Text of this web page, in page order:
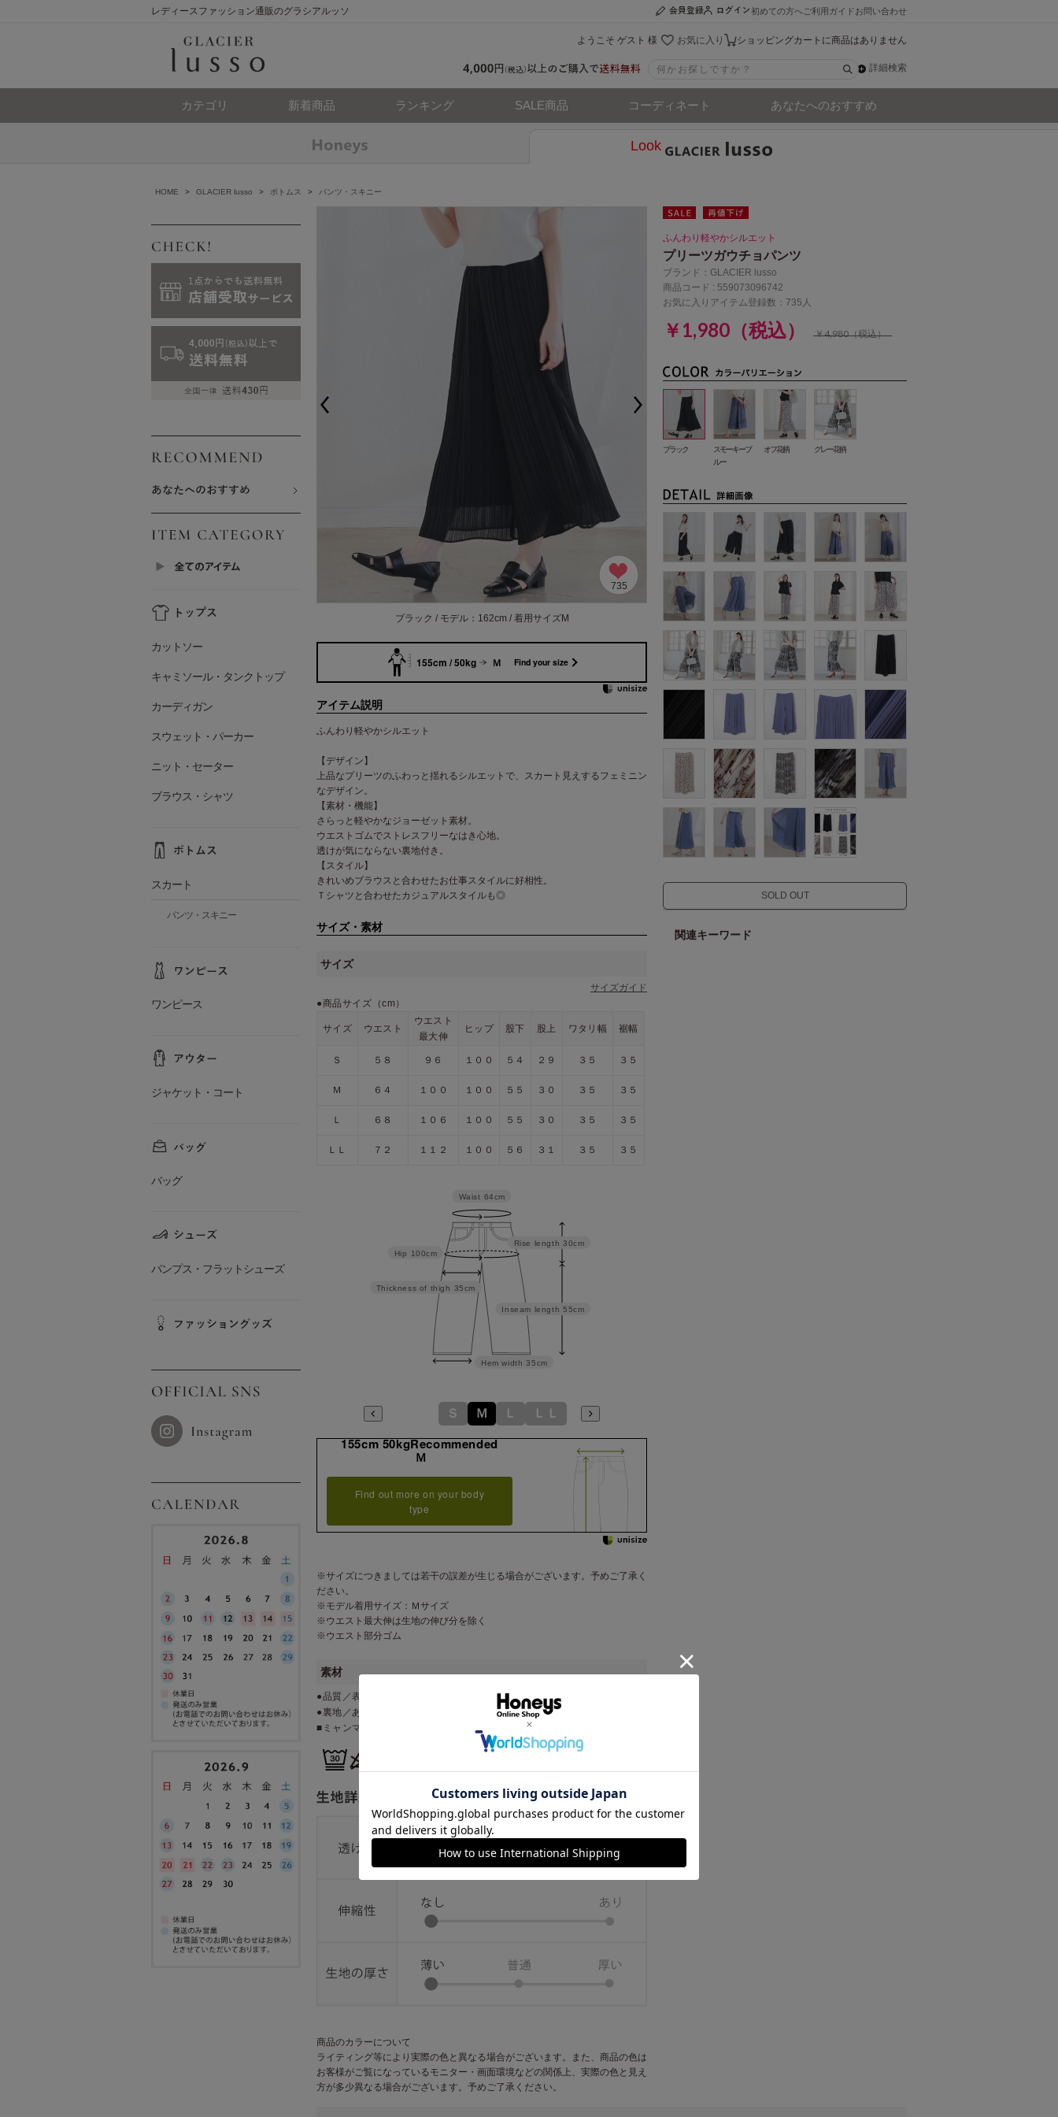
レディースファッション通販のグラシアルッソ お問い合わせ
ご利用ガイド
初めての方へ
ショッピングカートに商品はありません
お気に入り
ようこそ ゲスト 様
詳細検索
カテゴリ 新着商品 ランキング SALE商品 コーディネート あなたへのおすすめ
Look
HOME > GLACIER lusso > ボトムス > パンツ・スキニー
735
ブラック / モデル：162cm / 着用サイズM
155cm / 50kg Ｍ Find your size
アイテム説明
ふんわり軽やかシルエット
【デザイン】
上品なプリーツのふわっと揺れるシルエットで、スカート見えするフェミニン
なデザイン。
【素材・機能】
さらっと軽やかなジョーゼット素材。
ウエストゴムでストレスフリーなはき心地。
透けが気にならない裏地付き。
【スタイル】
きれいめブラウスと合わせたお仕事スタイルに好相性。
Ｔシャツと合わせたカジュアルスタイルも◎
サイズ・素材
サイズ
サイズガイド
●商品サイズ（cm）
サイズ ウエスト
ウエスト
最大伸
ヒップ 股下 股上 ワタリ幅 裾幅
Ｓ ５８ ９６ １００ ５４ ２９ ３５ ３５
Ｍ ６４ １００ １００ ５５ ３０ ３５ ３５
Ｌ ６８ １０６ １００ ５５ ３０ ３５ ３５
ＬＬ ７２ １１２ １００ ５６ ３１ ３５ ３５
Inseam length 55cm
Rise length 30cm
Hem width 35cm
Thickness of thigh 35cm
Hip 100cm
Waist 64cm
Ｓ Ｍ Ｌ ＬＬ
155cm 50kgRecommended
Ｍ
Find out more on your body
type
※サイズにつきましては若干の誤差が生じる場合がございます。予めご了承く
ださい。
※モデル着用サイズ：Ｍサイズ
※ウエスト最大伸は生地の伸び分を除く
※ウエスト部分ゴム
素材
●品質／表地 ポリエステル １００％・裏地 ポリエステル １００％
●裏地／あり
■ミャンマー製
商品のカラーについて
ライティング等により実際の色と異なる場合がございます。また、商品の色は
お客様がご覧になっているモニター・画面環境などの関係上、実際の色と見え
方が多少異なる場合がございます。予めご了承ください。
ふんわり軽やかシルエット
プリーツガウチョパンツ
ブランド： GLACIER lusso
商品コード : 559073096742
お気に入りアイテム登録数：735人
￥1,980（税込） ￥4,980（税込）
ブラック
スモーキーブ
ルー
オフ花柄 グレー花柄
SOLD OUT
関連キーワード
カットソー
キャミソール・タンクトップ
カーディガン
スウェット・パーカー
ニット・セーター
ブラウス・シャツ
スカート
パンツ・スキニー
ワンピース
ジャケット・コート
バッグ
パンプス・フラットシューズ